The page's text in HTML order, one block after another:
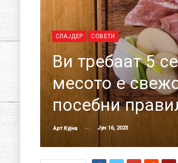
СЛАЈДЕР СОВЕТИ
Ви требаат 5
месото е
посебни
Арт Кујна Јун 16, 2023